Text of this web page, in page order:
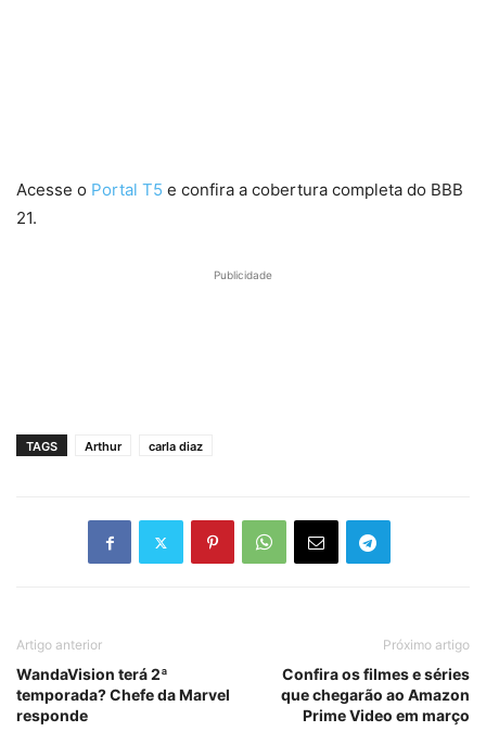
Acesse o Portal T5 e confira a cobertura completa do BBB
21.
Publicidade
TAGS Arthur carla diaz
Artigo anterior
WandaVision terá 2ª
temporada? Chefe da Marvel
responde
Próximo artigo
Confira os filmes e séries
que chegarão ao Amazon
Prime Video em março